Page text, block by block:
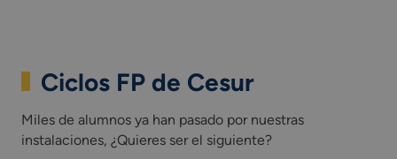
Ciclos FP de Cesur
Miles de alumnos ya han pasado por nuestras
instalaciones, ¿Quieres ser el siguiente?